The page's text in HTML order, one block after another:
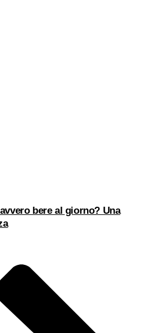
bere al giorno? Una